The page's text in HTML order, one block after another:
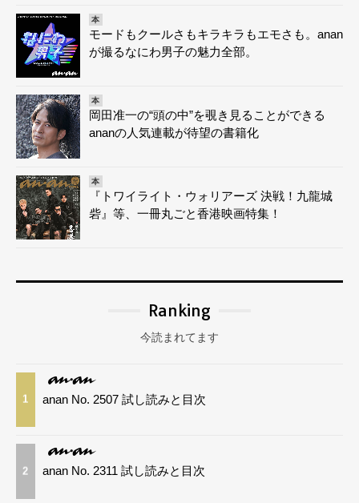
本
モードもクールさもキラキラもエモさも。anan
が撮るなにわ男子の魅力全部。
本
岡田准一の“頭の中”を覗き見ることができる
ananの人気連載が待望の書籍化
本
『トワイライト・ウォリアーズ 決戦！九龍城
砦』等、一冊丸ごと香港映画特集！
Ranking
今読まれてます
1 anan No. 2507 試し読みと目次
2 anan No. 2311 試し読みと目次